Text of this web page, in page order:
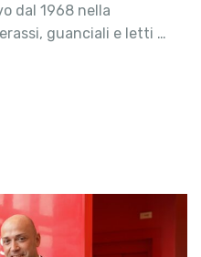
dal 1968 nella
guanciali e letti …